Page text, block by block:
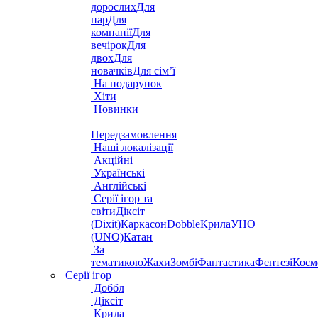
дорослихДля
парДля
компаніїДля
вечірокДля
двохДля
новачківДля сім’ї
На подарунок
Хіти
Новинки
Передзамовлення
Наші локалізації
Акційні
Українські
Англійські
Серії ігор та
світиДіксіт
(Dixit)КаркасонDobbleКрилаУНО
(UNO)Катан
За
тематикоюЖахиЗомбіФантастикаФентезі
Серії ігор
Доббл
Діксіт
Крила